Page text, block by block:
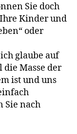
Sie doch
Kinder und
oder
glaube auf
die Masse der
ist und uns
Sie nach